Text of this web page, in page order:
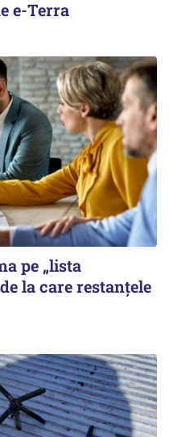
e-Terra
pe „lista
la care restanțele